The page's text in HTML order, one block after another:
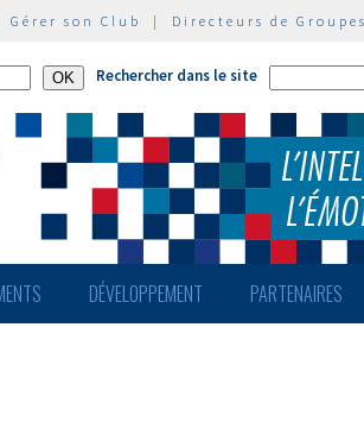
Gérer son Club | Directeurs de Groupes
Rechercher dans le site
DÉVELOPPEMENT PARTENAIRES